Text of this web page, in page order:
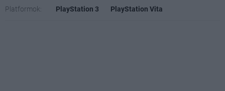
Platformok: PlayStation 3 PlayStation Vita